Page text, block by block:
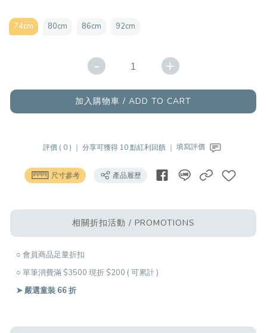
74cm 80cm 86cm 92cm
- +
加入購物車 / ADD TO CART
評價 ( 0 ) ｜分享可獲得 10 點紅利回饋 ｜填寫評價
尺寸參考 產品履歷
相關折扣活動 / PROMOTIONS
○ 會員商品足量折扣
○ 單筆消費滿 $3500 現折 $200 ( 可累計 )
➤ 嚴選童裝 66 折